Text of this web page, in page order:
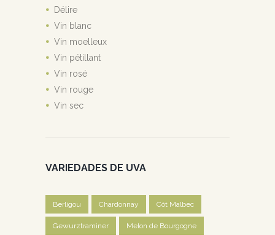
Délire
Vin blanc
Vin moelleux
Vin pétillant
Vin rosé
Vin rouge
Vin sec
VARIEDADES DE UVA
Berligou Chardonnay Côt Malbec
Gewurztraminer Melon de Bourgogne